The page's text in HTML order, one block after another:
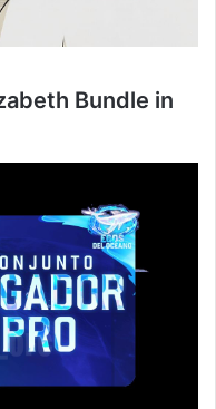
Bundle in